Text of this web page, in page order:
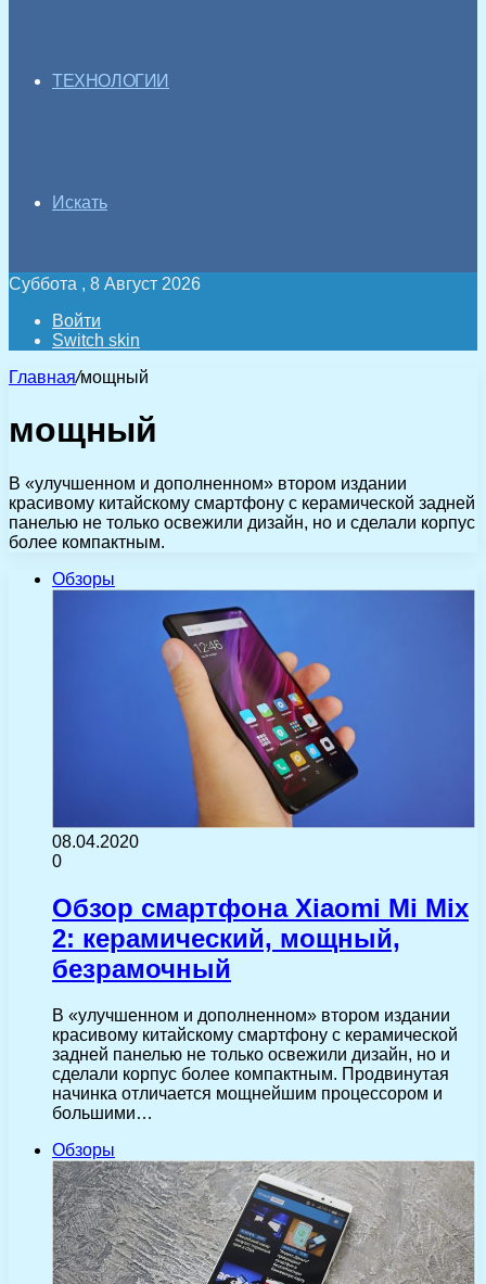
ТЕХНОЛОГИИ
Искать
Суббота , 8 Август 2026
Войти
Switch skin
Главная/мощный
мощный
В «улучшенном и дополненном» втором издании
красивому китайскому смартфону с керамической задней
панелью не только освежили дизайн, но и сделали корпус
более компактным.
Обзоры
08.04.2020
0
Обзор смартфона Xiaomi Mi Mix
2: керамический, мощный,
безрамочный
В «улучшенном и дополненном» втором издании
красивому китайскому смартфону с керамической
задней панелью не только освежили дизайн, но и
сделали корпус более компактным. Продвинутая
начинка отличается мощнейшим процессором и
большими…
Обзоры